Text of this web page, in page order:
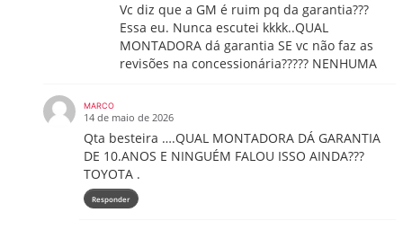
Vc diz que a GM é ruim pq da garantia???
Essa eu. Nunca escutei kkkk..QUAL
MONTADORA dá garantia SE vc não faz as
revisões na concessionária????? NENHUMA
MARCO
14 de maio de 2026
Qta besteira ….QUAL MONTADORA DÁ GARANTIA
DE 10.ANOS E NINGUÉM FALOU ISSO AINDA???
TOYOTA .
Responder